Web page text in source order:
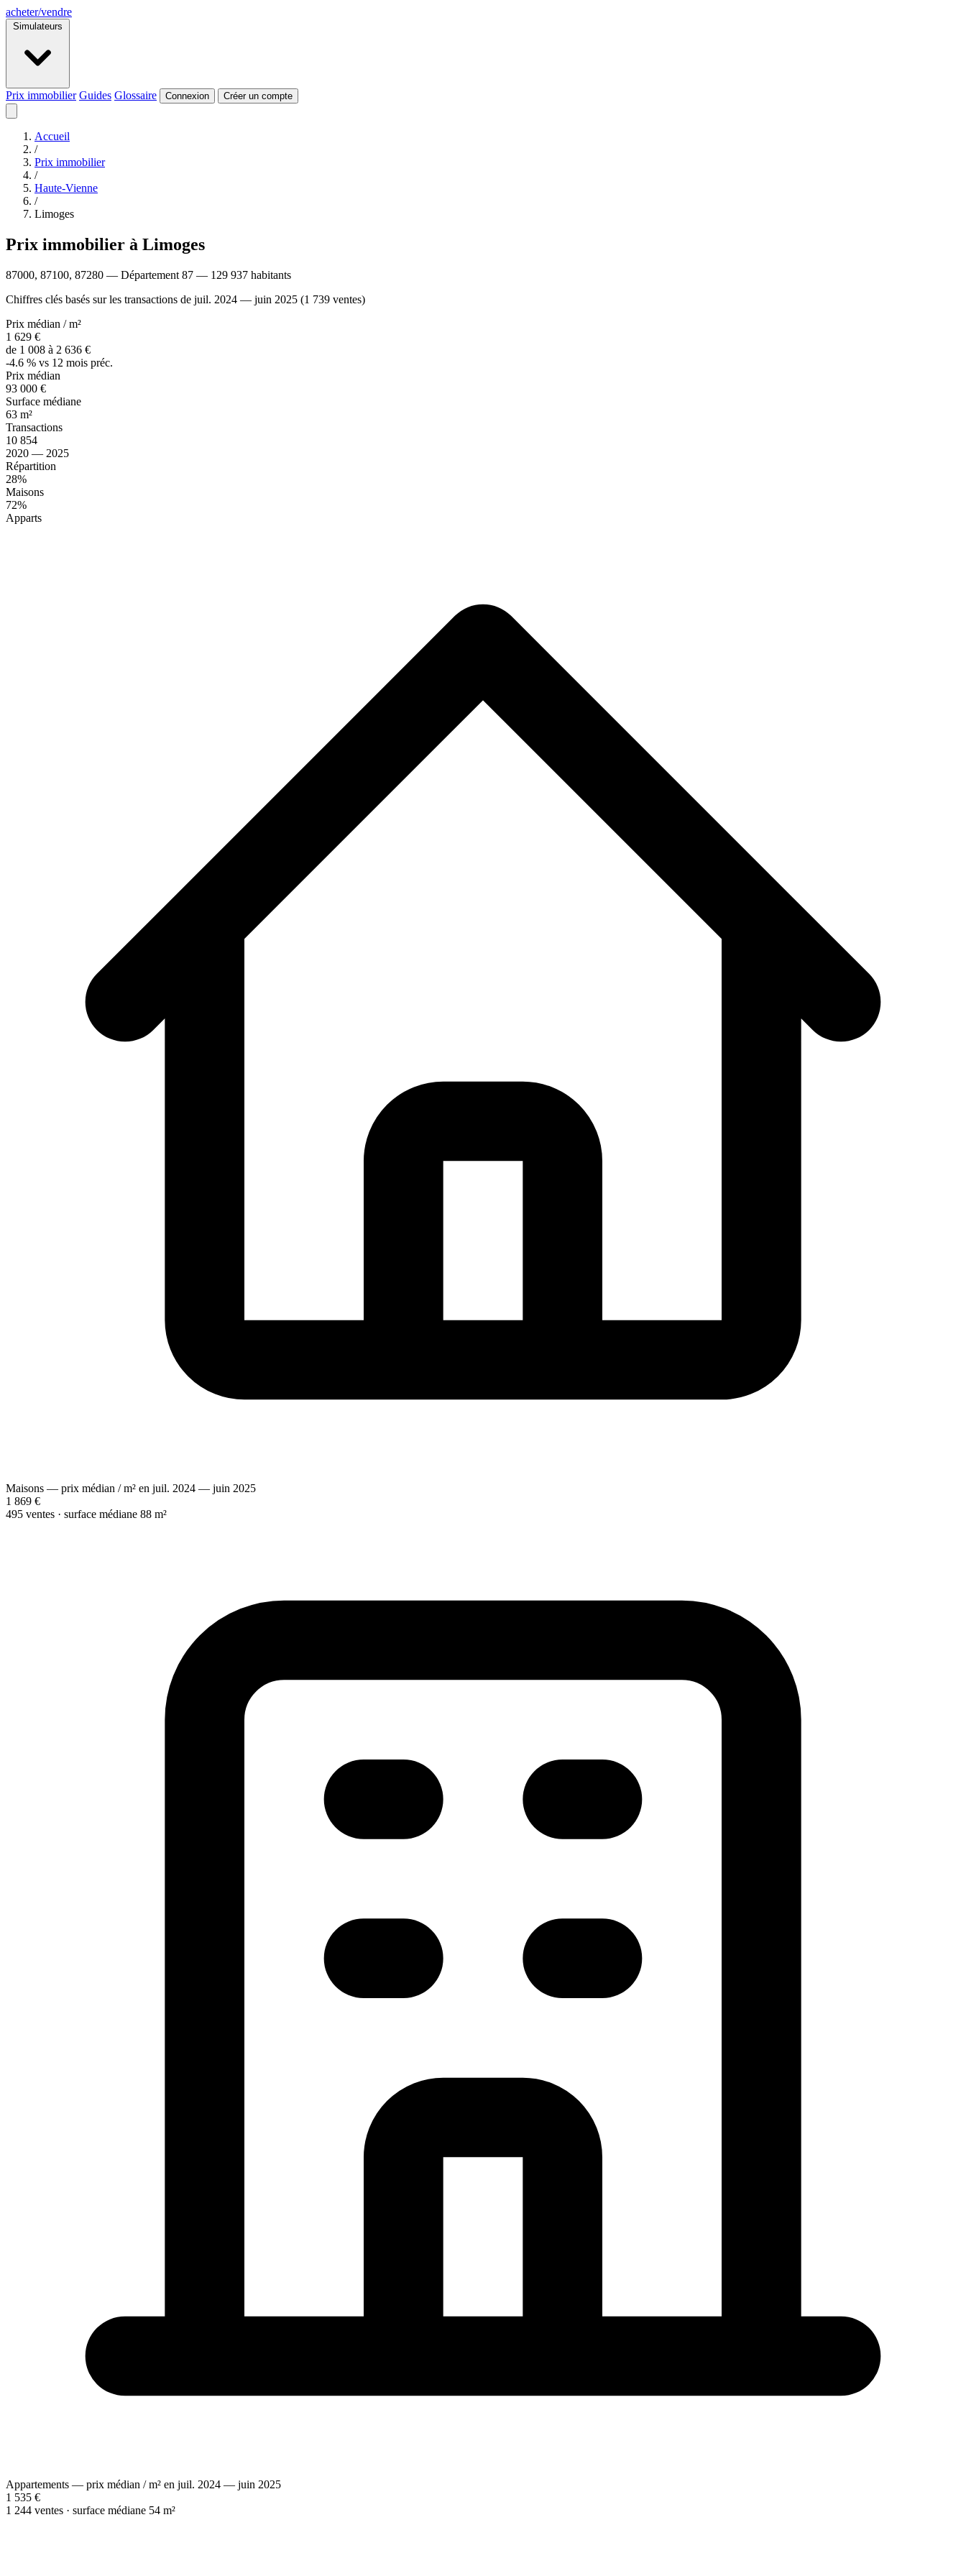
acheter/vendre
Simulateurs
Prix immobilier Guides Glossaire Connexion Créer un compte
Accueil
/
Prix immobilier
/
Haute-Vienne
/
Limoges
Prix immobilier à Limoges
87000, 87100, 87280 — Département 87 — 129 937 habitants
Chiffres clés basés sur les transactions de juil. 2024 — juin 2025 (1 739 ventes)
Prix médian / m²
1 629 €
de 1 008 à 2 636 €
-4.6 % vs 12 mois préc.
Prix médian
93 000 €
Surface médiane
63 m²
Transactions
10 854
2020 — 2025
Répartition
28%
Maisons
72%
Apparts
Maisons — prix médian / m² en juil. 2024 — juin 2025
1 869 €
495 ventes · surface médiane 88 m²
Appartements — prix médian / m² en juil. 2024 — juin 2025
1 535 €
1 244 ventes · surface médiane 54 m²